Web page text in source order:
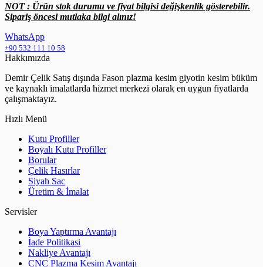
NOT : Ürün stok durumu ve fiyat bilgisi değişkenlik gösterebilir.
Sipariş öncesi mutlaka bilgi alınız!
WhatsApp
+90 532 111 10 58
Hakkımızda
Demir Çelik Satış dışında Fason plazma kesim giyotin kesim büküm
ve kaynaklı imalatlarda hizmet merkezi olarak en uygun fiyatlarda
çalışmaktayız.
Hızlı Menü
Kutu Profiller
Boyalı Kutu Profiller
Borular
Çelik Hasırlar
Siyah Sac
Üretim & İmalat
Servisler
Boya Yaptırma Avantajı
İade Politikasi
Nakliye Avantajı
CNC Plazma Kesim Avantajı